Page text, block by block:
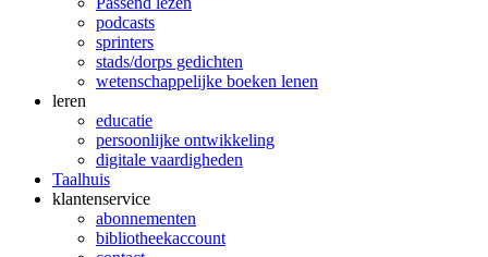
podcasts
sprinters
stads/dorps gedichten
wetenschappelijke boeken lenen
leren
educatie
persoonlijke ontwikkeling
digitale vaardigheden
Taalhuis
klanten­service
abonnementen
bibliotheekaccount